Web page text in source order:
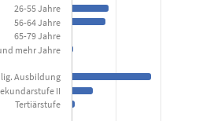
nach
categories.
Prozent. Data ranges from 0 to
Tertiärstufe
II
Ausbildung
mehr Jahre
65-79 Jahre
56-64 Jahre
26-55 Jahre